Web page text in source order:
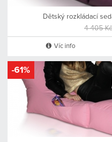
Dětský rozkládací
4 405 Kč
Víc info
-61%